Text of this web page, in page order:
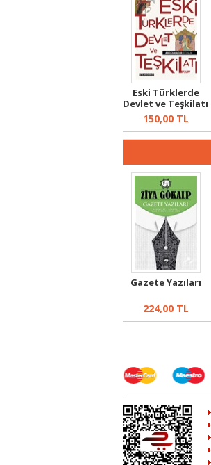
Eski Türklerde
Devlet ve Teşkilatı
150,00TL
Gazete Yazıları
224,00TL